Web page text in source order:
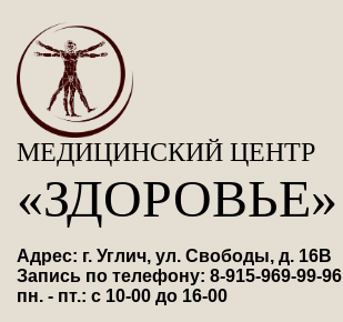
МЕДИЦИНСКИЙ ЦЕНТР
«ЗДОРОВЬЕ»
Адрес: г. Углич, ул. Свободы, д. 16В
Запись по телефону: 8-915-969-99-96
пн. - пт.: с 10-00 до 16-00